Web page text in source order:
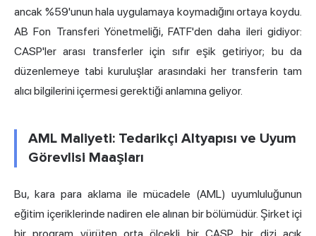
ancak %59'unun hala uygulamaya koymadığını ortaya koydu.
AB Fon Transferi Yönetmeliği, FATF'den daha ileri gidiyor:
CASP'ler arası transferler için sıfır eşik getiriyor; bu da
düzenlemeye tabi kuruluşlar arasındaki her transferin tam
alıcı bilgilerini içermesi gerektiği anlamına geliyor.
AML Maliyeti: Tedarikçi Altyapısı ve Uyum
Görevlisi Maaşları
Bu, kara para aklama ile mücadele (AML) uyumluluğunun
eğitim içeriklerinde nadiren ele alınan bir bölümüdür. Şirket içi